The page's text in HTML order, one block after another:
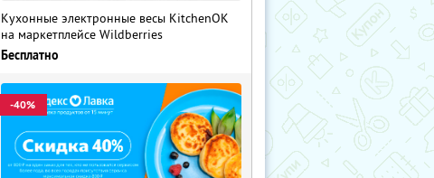
Кухонные электронные весы KitchenOK
на маркетплейсе Wildberries
Бесплатно
-40%